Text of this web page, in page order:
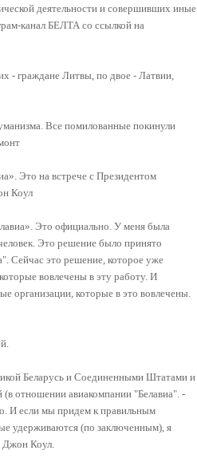
деятельности и совершивших иные
канал БЕЛТА со ссылкой на
- граждане Литвы, по двое - Латвии,
Все помилованные покинули
Это на встрече с Президентом
Коул
Это официально. У меня была
Это решение было принято
Сейчас это решение, которое уже
вовлечены в эту работу. И
организации, которые в это вовлечены.
Беларусь и Соединенными Штатами и
(в отношении авиакомпании "Белавиа". -
И если мы придем к правильным
удерживаются (по заключенным), я
Джон Коул.